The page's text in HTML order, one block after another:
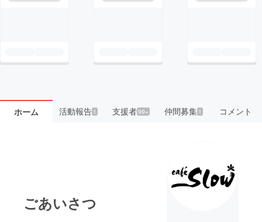
ホーム 活動報告1 支援者99+ 仲間募集 1 コメント
ごあいさつ